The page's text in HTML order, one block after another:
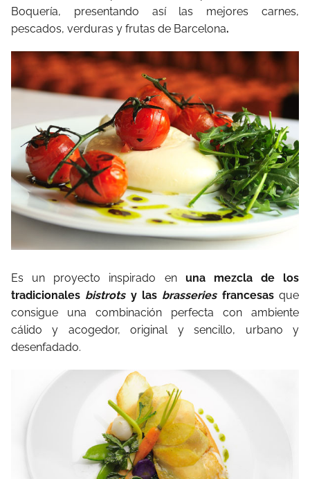
Boquería, presentando así las mejores carnes,
pescados, verduras y frutas de Barcelona.
Es un proyecto inspirado en una mezcla de los
tradicionales bistrotsy las brasseriesfrancesasque
consigue una combinación perfecta con ambiente
cálido y acogedor, original y sencillo, urbano y
desenfadado.